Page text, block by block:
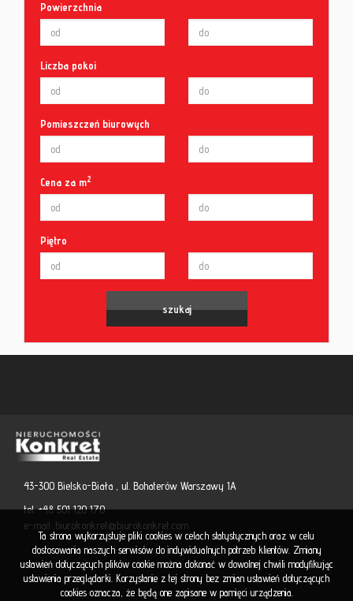
Powierzchnia
Liczba pokoi
Pomieszczeń biurowych
Cena za m2
Piętro
43-300 Bielsko-Biała , ul. Bohaterów Warszawy 1A
tel. +48 501 120 170
e-mail: biurokonkret@biurokonkret.com
Ta strona wykorzystuje pliki cookies w celach statystycznych oraz w celu
dostosowania naszych serwisów do indywidualnych potrzeb klientów. Zmiany
ustawień dotyczących plików cookie można dokonać w dowolnej chwili modyfikując
ustawienia przeglądarki. Korzystanie z tej strony bez zmian ustawień dotyczących
cookies oznacza, że będą one zapisane w pamięci urządzenia.